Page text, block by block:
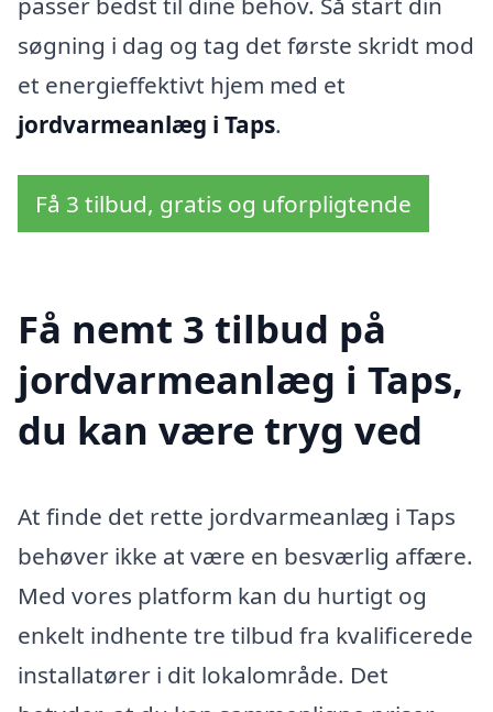
søgning i dag og tag det første skridt mod
et energieffektivt hjem med et
jordvarmeanlæg i Taps.
Få 3 tilbud, gratis og uforpligtende
Få nemt 3 tilbud på
jordvarmeanlæg i Taps,
du kan være tryg ved
At finde det rette jordvarmeanlæg i Taps
behøver ikke at være en besværlig affære.
Med vores platform kan du hurtigt og
enkelt indhente tre tilbud fra kvalificerede
installatører i dit lokalområde. Det